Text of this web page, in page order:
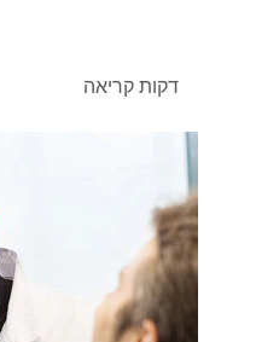
דקות קריאה